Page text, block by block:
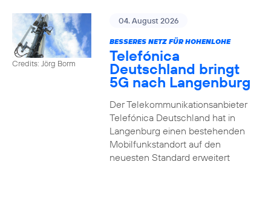
Credits: Jörg Borm
04. August 2026
BESSERES NETZ FÜR HOHENLOHE
Telefónica
Deutschland bringt
5G nach Langenburg
Der Telekommunikationsanbieter
Telefónica Deutschland hat in
Langenburg einen bestehenden
Mobilfunkstandort auf den
neuesten Standard erweitert